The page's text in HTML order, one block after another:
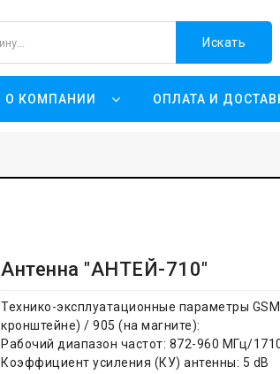
Искать
О КОМПАНИИ ОПЛАТА И
Антенна "АНТЕЙ-710"
Технико-эксплуатационные параметры
кронштейне) / 905 (на магните):
Рабочий диапазон частот: 872-960 МГц/
Коэффициент усиления (КУ) антенны: 5 dB